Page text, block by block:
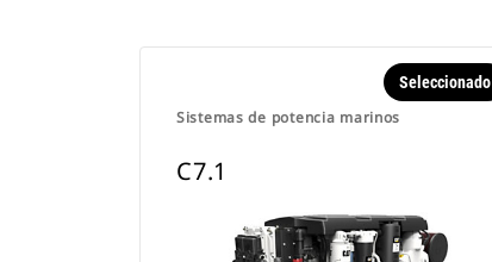
Sistemas de potencia marinos
Seleccionado
C7.1